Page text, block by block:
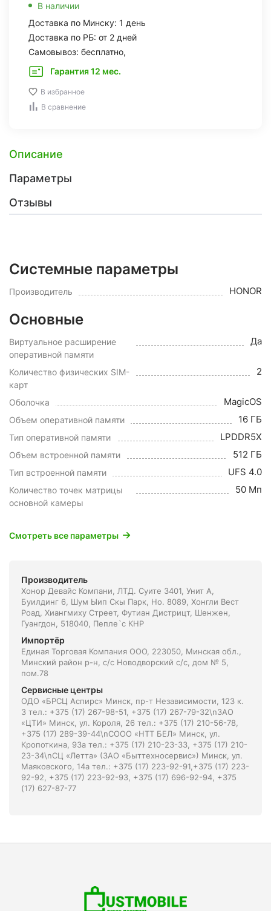
В наличии
Доставка по Минску: 1 день
Доставка по РБ: от 2 дней
Самовывоз: бесплатно,
Гарантия 12 мес.
В избранное
В сравнение
Описание
Параметры
Отзывы
Системные параметры
Производитель HONOR
Основные
Виртуальное расширение
оперативной памяти
Да
Количество физических SIM-
карт
2
Оболочка MagicOS
Объем оперативной памяти 16 ГБ
Тип оперативной памяти LPDDR5X
Объем встроенной памяти 512 ГБ
Тип встроенной памяти UFS 4.0
Количество точек матрицы
основной камеры
50 Мп
Смотреть все параметры
Производитель
Хонор Девайс Компани, ЛТД. Суите 3401, Унит A,
Буилдинг 6, Шум Ыип Скы Парк, Но. 8089, Хонгли Вест
Роад, Xиангмиху Стреет, Футиан Дистрицт, Шенжен,
Гуангдон, 518040, Пепле`с КНР
Импортёр
Единая Торговая Компания ООО, 223050, Минская обл.,
Минский район р-н, с/с Новодворский с/с, дом № 5,
пом.78
Сервисные центры
ОДО «БРСЦ Аспирс» Минск, пр-т Независимости, 123 к.
3 тел.: +375 (17) 267-98-51, +375 (17) 267-79-32\nЗАО
«ЦТИ» Минск, ул. Короля, 26 тел.: +375 (17) 210-56-78,
+375 (17) 289-39-44\nСООО «НТТ БЕЛ» Минск, ул.
Кропоткина, 93а тел.: +375 (17) 210-23-33, +375 (17) 210-
23-34\nСЦ «Летта» (ЗАО «Быттехносервис») Минск, ул.
Маяковского, 14а тел.: +375 (17) 223-92-91,+375 (17) 223-
92-92, +375 (17) 223-92-93, +375 (17) 696-92-94, +375
(17) 627-87-77